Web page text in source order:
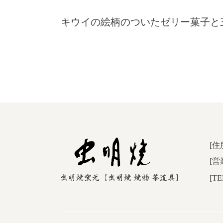
キウイの絵柄のついたゼリー菓子
[住
[営